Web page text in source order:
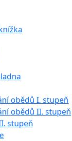
obědů I. stupeň
obědů II. stupeň
stupeň